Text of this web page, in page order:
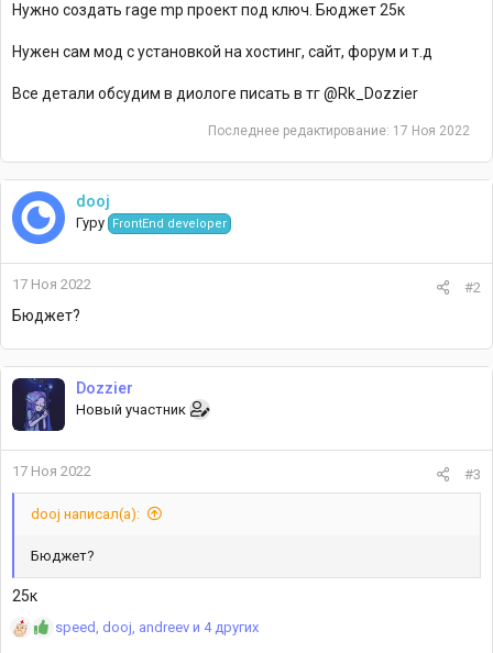
Нужно создать rage mp проект под ключ. Бюджет 25к
Нужен сам мод с установкой на хостинг, сайт, форум и т.д
Все детали обсудим в диологе писать в тг @Rk_Dozzier
Последнее редактирование: 17 Ноя 2022
dooj
Гуру FrontEnd developer
17 Ноя 2022 #2
Бюджет?
Dozzier
Новый участник
17 Ноя 2022 #3
dooj написал(а):
Бюджет?
25к
Р
speed dooj andreev и 4 других